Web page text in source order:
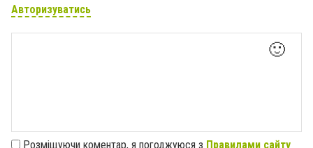
Авторизуватись
🙂
Розміщуючи коментар, я погоджуюся з Правилами сайту